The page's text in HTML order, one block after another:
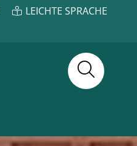
LEICHTE SPRACHE